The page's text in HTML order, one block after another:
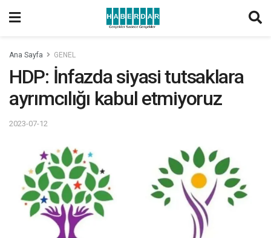
Ana Sayfa GENEL
HDP: İnfazda siyasi tutsaklara
ayrımcılığı kabul etmiyoruz
2023-07-12